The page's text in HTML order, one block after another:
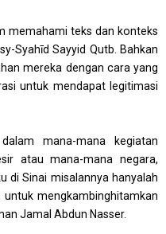
memahami teks dan konteks
Syahīd Sayyid Qutb. Bahkan
mereka dengan cara yang
untuk mendapat legitimasi
mana-mana kegiatan
atau mana-mana negara,
di Sinai misalannya hanyalah
mengkambinghitamkan
Jamal Abdun Nasser.